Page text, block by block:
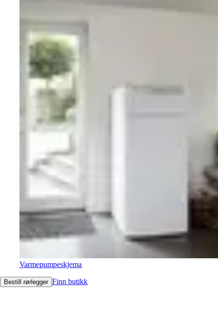
Varmepumpeskjema
Bestill rørlegger Finn butikk